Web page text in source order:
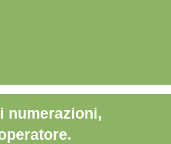
numerazioni,